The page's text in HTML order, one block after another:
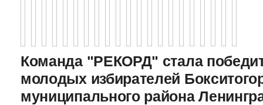
Команда "РЕКОРД" стала
молодых избирателей
муниципального района